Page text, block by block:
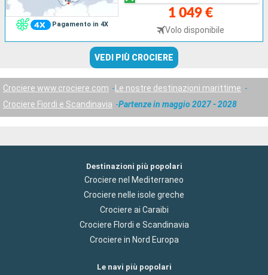
Pagamento in 4X
1 049 €
Volo disponibile
VEDI PIÙ CROCIERE
Crociere www.crociere.com
Le nostre destinazioni marittime
Crociere Fiordi e Scandinavia
Partenze in maggio 2027 - 2028
Destinazioni più popolari
Crociere nel Mediterraneo
Crociere nelle isole greche
Crociere ai Caraibi
Crociere Flordi e Scandinavia
Crociere in Nord Europa
Le navi più popolari